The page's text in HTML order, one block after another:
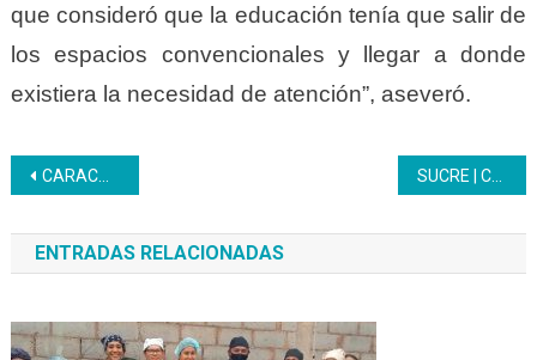
que consideró que la educación tenía que salir de
los espacios convencionales y llegar a donde
existiera la necesidad de atención”, aseveró.
Navegación
de
entradas
CARACAS | Con parrandón navideño Inces celebró el inicio de las fechas decembrinas SUCRE | CFS Industria Realizo Cierre de Formaciones
ENTRADAS RELACIONADAS